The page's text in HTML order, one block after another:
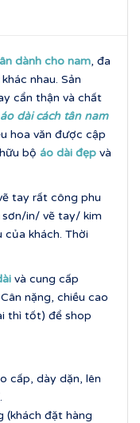
dành cho nam, đa
nhau. Sản
cẩn thận và chất
áo dài cách tân nam
hoa văn được cập
bộ áo dài đẹp và
tay rất công phu
in/ vẽ tay/ kim
khách. Thời
và cung cấp
nặng, chiều cao
thì tốt) để shop
cấp, dày dặn, lên
(khách đặt hàng